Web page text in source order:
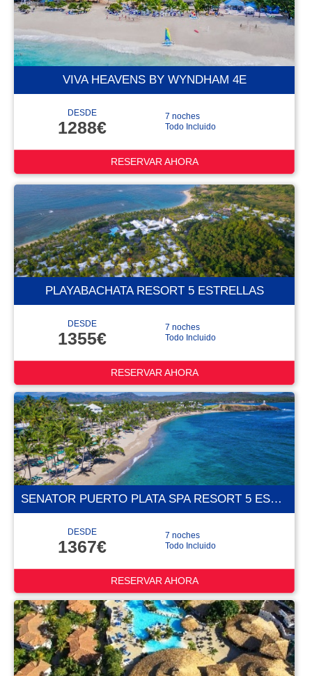
VIVA HEAVENS BY WYNDHAM 4E
DESDE
1288€
7 noches
Todo Incluido
RESERVAR AHORA
PLAYABACHATA RESORT 5 ESTRELLAS
DESDE
1355€
7 noches
Todo Incluido
RESERVAR AHORA
SENATOR PUERTO PLATA SPA RESORT 5 ESTRELLAS
DESDE
1367€
7 noches
Todo Incluido
RESERVAR AHORA